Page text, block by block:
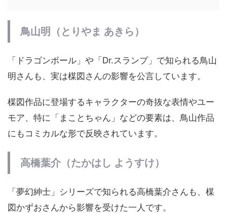
鳥山明（とりやま あきら）
「ドラゴンボール」や「Dr.スランプ」で知られる鳥山
明さんも、実は楳図さんの影響を公言しています。
楳図作品に登場するキャラクターの奇抜な表情やユー
モア、特に「まことちゃん」などの要素は、鳥山作品
にもコミカルな形で反映されています。
高橋葉介（たかはし ようすけ）
「夢幻紳士」シリーズで知られる高橋葉介さんも、楳
図かずおさんから影響を受けた一人です。